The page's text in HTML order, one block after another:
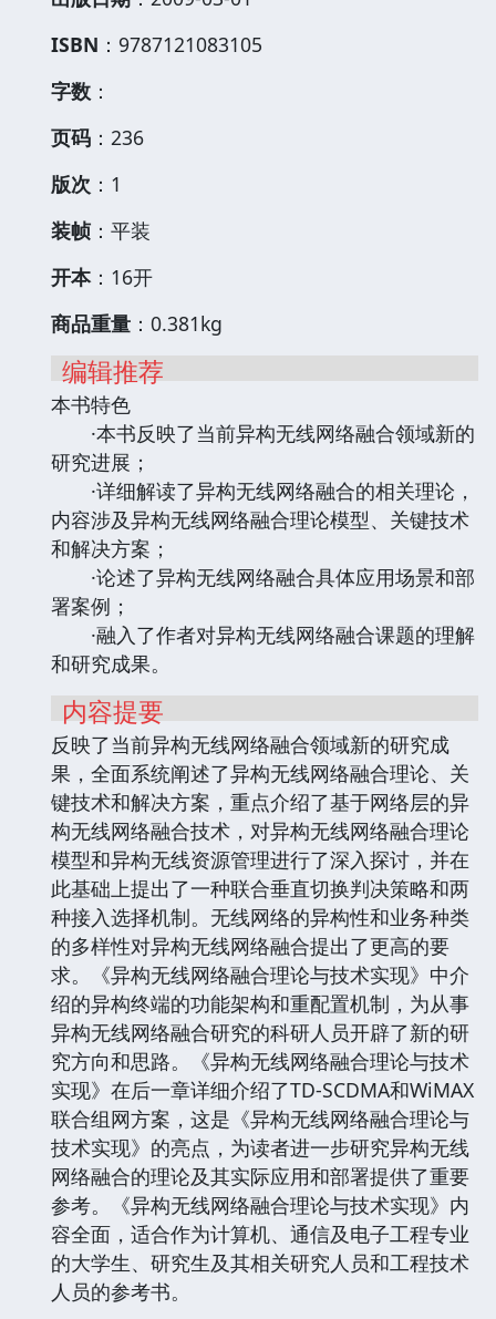
ISBN ：9787121083105
字数 ：
页码 ：236
版次 ：1
装帧 ：平装
开本：16开
商品重量 ：0.381kg
编辑推荐
本书特色
·本书反映了当前异构无线网络融合领域新的
研究进展；
·详细解读了异构无线网络融合的相关理论，
内容涉及异构无线网络融合理论模型、关键技术
和解决方案；
·论述了异构无线网络融合具体应用场景和部
署案例；
·融入了作者对异构无线网络融合课题的理解
和研究成果。
内容提要
反映了当前异构无线网络融合领域新的研究成
果，全面系统阐述了异构无线网络融合理论、关
键技术和解决方案，重点介绍了基于网络层的异
构无线网络融合技术，对异构无线网络融合理论
模型和异构无线资源管理进行了深入探讨，并在
此基础上提出了一种联合垂直切换判决策略和两
种接入选择机制。无线网络的异构性和业务种类
的多样性对异构无线网络融合提出了更高的要
求。《异构无线网络融合理论与技术实现》中介
绍的异构终端的功能架构和重配置机制，为从事
异构无线网络融合研究的科研人员开辟了新的研
究方向和思路。《异构无线网络融合理论与技术
实现》在后一章详细介绍了TD-SCDMA和WiMAX
联合组网方案，这是《异构无线网络融合理论与
技术实现》的亮点，为读者进一步研究异构无线
网络融合的理论及其实际应用和部署提供了重要
参考。《异构无线网络融合理论与技术实现》内
容全面，适合作为计算机、通信及电子工程专业
的大学生、研究生及其相关研究人员和工程技术
人员的参考书。